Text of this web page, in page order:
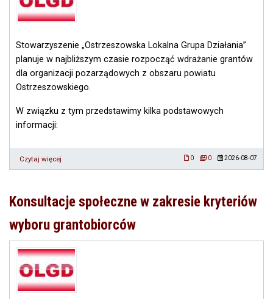
Stowarzyszenie „Ostrzeszowska Lokalna Grupa Działania”
planuje w najbliższym czasie rozpocząć wdrażanie grantów
dla organizacji pozarządowych z obszaru powiatu
Ostrzeszowskiego.
W związku z tym przedstawimy kilka podstawowych
informacji:
Czytaj więcej
Granty
-
informacje
0 0 2026-08-07
Konsultacje społeczne w zakresie kryteriów
wyboru grantobiorców